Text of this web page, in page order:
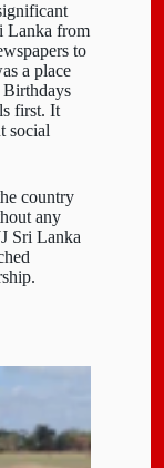
Lanka from
to
a place
Birthdays
first. It
social
country
any
Sri Lanka